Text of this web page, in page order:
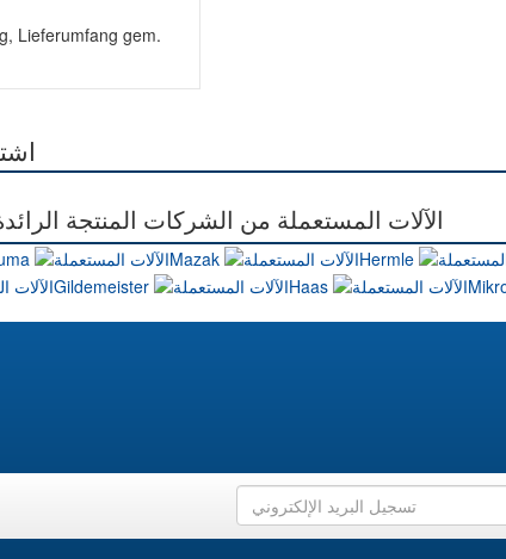
Lieferumfang gem.
الآلات المستعملة من الشركات المنتجة